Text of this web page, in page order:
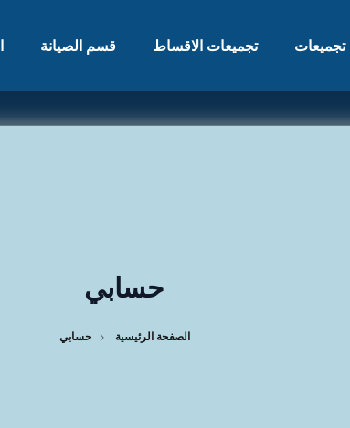
تجميعات تجميعات الاقساط قسم الصيانة
حسابي
الصفحة الرئيسية حسابي